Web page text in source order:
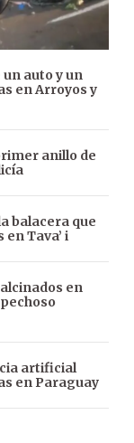
auto y un
en Arroyos y
anillo de
balacera que
Tava’ i
en
artificial
en Paraguay